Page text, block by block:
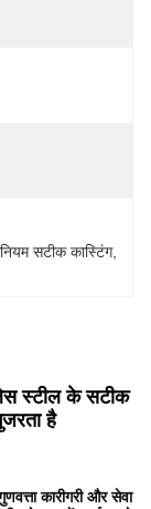
सटीक कास्टिंग
स्टील के सटीक
है
कारीगरी और सेवा